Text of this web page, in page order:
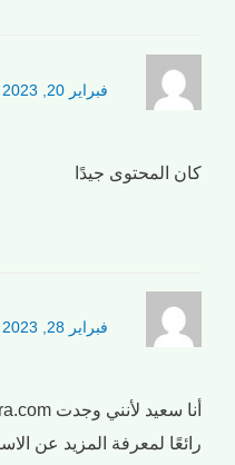
فبراير 20, 2023 الساعة 10:00 م
كان المحتوى جيدًا
فبراير 28, 2023 الساعة 2:50 م
رائعًا لمعرفة المزيد عن